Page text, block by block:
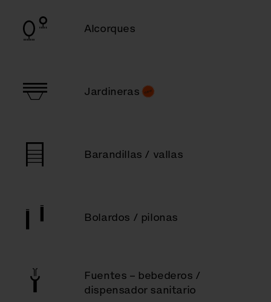
Alcorques
Jardineras
Barandillas / vallas
Bolardos / pilonas
Fuentes – bebederos /
dispensador sanitario